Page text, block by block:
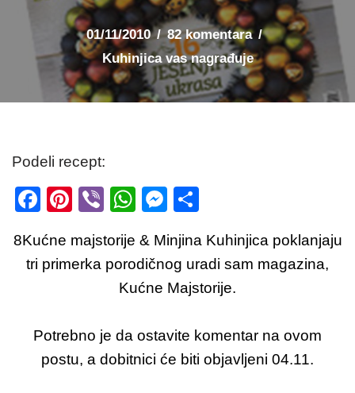
01/11/2010
82 komentara
Kuhinjica vas nagrađuje
Podeli recept:
F
c
e
o
o
k
Pi
er
e
Vi
er
W
at
s
A
p
p
M
ss
e
n
g
er
ar
e
8Kućne majstorije & Minjina Kuhinjica poklanjaju
tri primerka porodičnog uradi sam magazina,
Kućne Majstorije.
Potrebno je da ostavite komentar na ovom
postu, a dobitnici će biti objavljeni 04.11.